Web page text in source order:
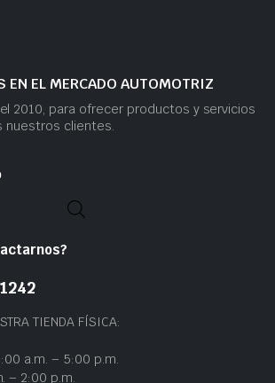
EN EL MERCADO AUTOMOTRIZ
2010, para ofrecer productos y servicios
nuestros clientes.
TIENDA FÍSICA:
a.m. – 5:00 p.m.
– 2:00 p.m.